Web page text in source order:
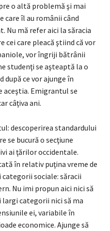
o altă problemă şi mai
care îl au românii când
Nu mă refer aici la săracia
care pleacă ştiind că vor
vor îngriji bătrânii
studenţi se aşteaptă la o
după ce vor ajunge în
Emigrantul se
câţiva ani.
descoperirea standardului
se bucură o secţiune
ai ţărilor occidentale.
în relativ puţina vreme de
sociale: săracii
Nu imi propun aici nici să
categorii nici să ma
ei, variabile în
economice. Ajunge să